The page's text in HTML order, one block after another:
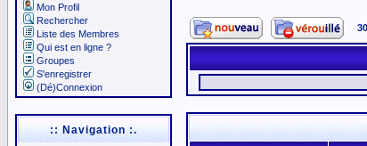
Mon Profil
Rechercher
Liste des Membres
Qui est en ligne ?
Groupes
S'enregistrer
(Dé)Connexion
:: Navigation :.